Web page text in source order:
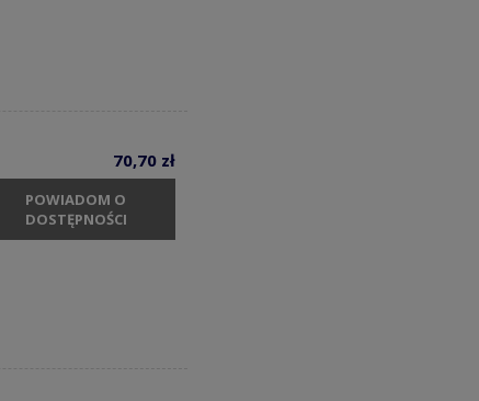
70,70 zł
POWIADOM O
DOSTĘPNOŚCI